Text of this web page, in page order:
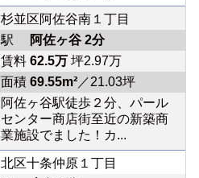
杉並区阿佐谷南１丁目
駅
阿佐ヶ谷 2分
賃料 62.5万坪2.97万
面積 69.55m²／21.03坪
阿佐ヶ谷駅徒歩２分、パール
センター商店街至近の新築商
業施設でました！カ...
北区十条仲原１丁目